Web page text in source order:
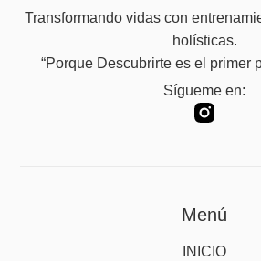
Transformando vidas con
holísticas.
“Porque Descubrirte es el primer
Sígueme en:
Menú
INICIO